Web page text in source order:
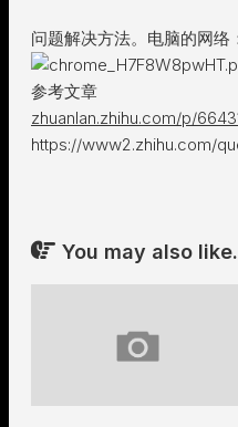
问题解决方法。电脑的网
参考文章
zhuanlan.zhihu.com/p/
https://www2.zhihu.com/
You may also